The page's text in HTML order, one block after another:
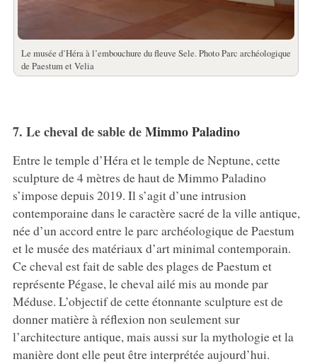
Le musée d’Héra à l’embouchure du fleuve Sele. Photo Parc archéologique
de Paestum et Velia
7. Le cheval de sable deMimmo Paladino
Entre le temple d’Héra et le temple de Neptune, cette
sculpture de 4 mètres de haut de Mimmo Paladino
s’impose depuis 2019. Il s’agit d’une intrusion
contemporaine dans le caractère sacré de la ville antique,
née d’un accord entre le parc archéologique de Paestum
et le musée des matériaux d’art minimal contemporain.
Ce cheval est fait de sable des plages de Paestum et
représente Pégase, le cheval ailé mis au monde par
Méduse. L’objectif de cette étonnante sculpture est de
donner matière à réflexion non seulement sur
l’architecture antique, mais aussi sur la mythologie et la
manière dont elle peut être interprétée aujourd’hui.